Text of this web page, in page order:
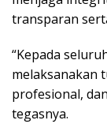
transparan
“Kepada
melaksanakan
profesional,
tegasnya.